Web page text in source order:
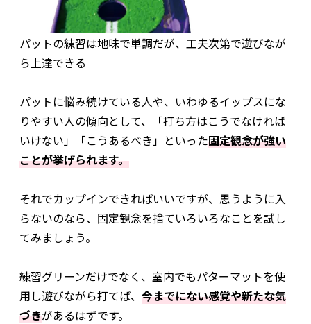
パットの練習は地味で単調だが、工夫次第で遊びなが
ら上達できる
パットに悩み続けている人や、いわゆるイップスにな
りやすい人の傾向として、「打ち方はこうでなければ
いけない」「こうあるべき」といった固定観念が強い
ことが挙げられます。
それでカップインできればいいですが、思うように入
らないのなら、固定観念を捨ていろいろなことを試し
てみましょう。
練習グリーンだけでなく、室内でもパターマットを使
用し遊びながら打てば、 今までにない感覚や新たな気
づきがあるはずです。